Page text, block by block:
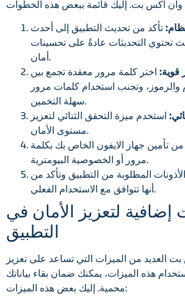
تأكد من تحديث التطبيق إلى أحدث
تحتوي التحديثات عادةً على تحسينات
أمان.
قوية: اختر كلمة مرور معقدة تجمع بين
والرموز، وتجنب استخدام كلمات مرور
سهلة التخمين.
استخدم ميزة التحقق الثنائي لتعزيز
مستوى الأمان.
من تأمين جهاز الايفون الخاص بك بكلمة
مرور أو الخصوصية البيومترية.
المطلوبة من التطبيق وتأكد من
أنها تتوافق مع الاستخدام الفعلي.
إضافية لتعزيز الأمان في
التطبيق
العديد من الميزات التي تساعد على تعزيز
هذه الميزات، يمكنك ضمان بقاء بياناتك
محمية. إليك بعض هذه الميزات: